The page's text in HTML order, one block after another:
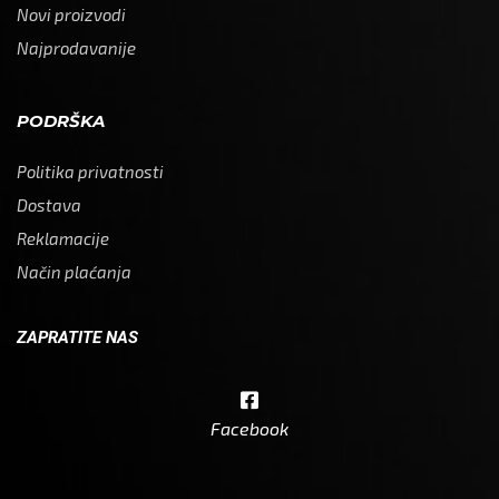
Novi proizvodi
Najprodavanije
PODRŠKA
Politika privatnosti
Dostava
Reklamacije
Način plaćanja
ZAPRATITE NAS
Facebook